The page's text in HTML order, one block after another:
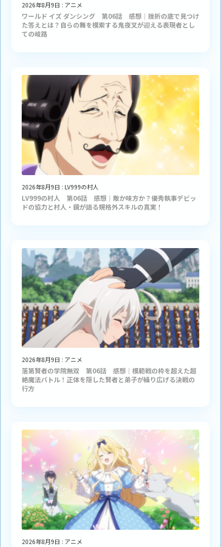
2026年8月9日 : アニメ
ワールド イズ ダンシング 第06話 感想｜挫折の底で見つけ
た答えとは？自らの舞を模索する鬼夜叉が迎える表現者とし
ての岐路
2026年8月9日 : LV999の村人
LV999の村人 第06話 感想｜敵か味方か？優秀執事デビッ
ドの協力と村人・鏡が語る規格外スキルの真実！
2026年8月9日 : アニメ
落第賢者の学院無双 第06話 感想｜模範戦の枠を超えた超
絶魔法バトル！正体を隠した賢者と弟子が繰り広げる決戦の
行方
2026年8月9日 : アニメ